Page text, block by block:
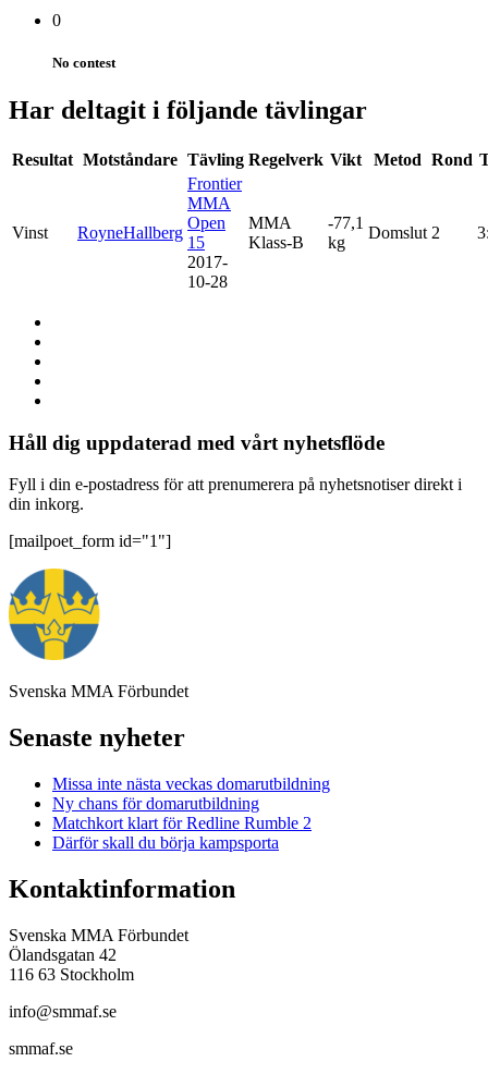
0
No contest
Har deltagit i följande tävlingar
Resultat Motståndare Tävling Regelverk Vikt Metod Rond
Vinst RoyneHallberg
Frontier
MMA
Open
15
2017-
10-28
MMA
Klass-B
-77,1
kg
Domslut 2
Håll dig uppdaterad med vårt nyhetsflöde
Fyll i din e-postadress för att prenumerera på nyhetsnotiser direkt i
din inkorg.
[mailpoet_form id="1"]
Svenska MMA Förbundet
Senaste nyheter
Missa inte nästa veckas domarutbildning
Ny chans för domarutbildning
Matchkort klart för Redline Rumble 2
Därför skall du börja kampsporta
Kontaktinformation
Svenska MMA Förbundet
Ölandsgatan 42
116 63 Stockholm
info@smmaf.se
smmaf.se